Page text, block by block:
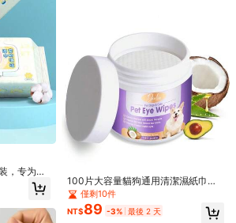
式寵物淚
痕與眼部
於貓狗
，专为猫
清洗即可
湿巾
100片大容量貓狗通用清潔濕紙巾，
便攜式寵物淚痕清潔棉片，適用眼垢
與眼周清潔
僅剩10件
NT$89 -3% 最後 2 天